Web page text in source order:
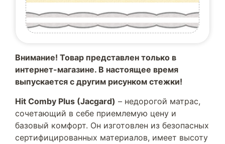
Внимание! Товар представлен только в
интернет-магазине. В настоящее время
выпускается с другим рисунком стежки!
Hit Comby Plus (Jacgard) – недорогой матрас,
сочетающий в себе приемлемую цену и
базовый комфорт. Он изготовлен из безопасных
сертифицированных материалов, имеет высоту